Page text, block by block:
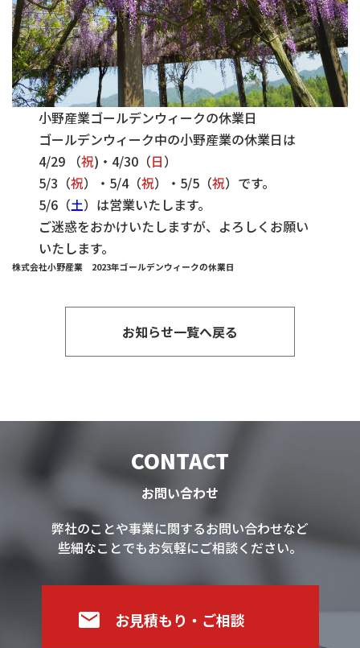
小野産業ゴールデンウィークの休業日
ゴールデンウィーク中の小野産業の休業日は
4/29 （祝)・4/30（日）
5/3（祝）・5/4（祝）・5/5（祝）です。
5/6（土）は営業いたします。
ご迷惑をおかけいたしますが、よろしくお願い
いたします。
株式会社小野産業 2023年ゴールデンウィークの休業日
お知らせ一覧へ戻る
CONTACT
お問い合わせ
弊社のことや事業に関するお問い合わせなど
些細なことでもお気軽にご相談ください。
お見積もり・ご相談